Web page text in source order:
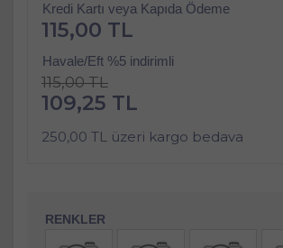
Kredi Kartı veya Kapıda Ödeme
115,00 TL
Havale/Eft %5 indirimli
115,00 TL
109,25 TL
250,00 TL üzeri kargo bedava
RENKLER